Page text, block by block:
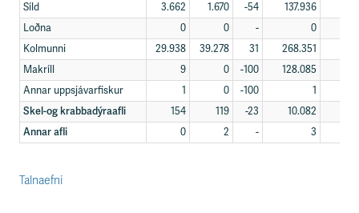
Síld
3.662 1.670 -54 137.936
Loðna
0 0 -
0
Kolmunni
29.938 39.278 31 268.351
Makríll
9 0 -100 128.085
Annar uppsjávarfiskur
1 0 -100
1
Skel-og krabbadýraafli
154 119 -23 10.082
Annar afli
0 2 - 3
Talnaefni